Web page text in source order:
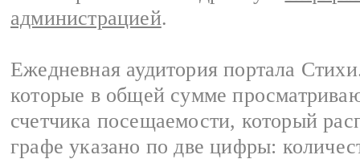
администрацией.
Ежедневная аудитория портала
которые в общей сумме
счетчика посещаемости, который
графе указано по две цифры: